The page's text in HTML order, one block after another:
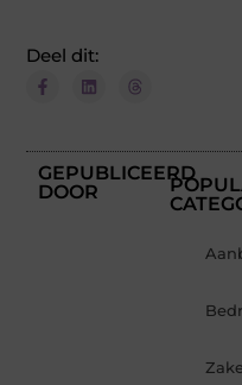
Deel dit:
GEPUBLICEERD
DOOR